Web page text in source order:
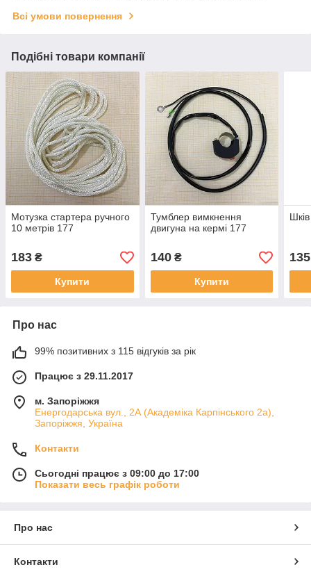
Всі умови повернення
Подібні товари компанії
Мотузка стартера ручного
10 метрів 177
183 ₴
Купити
Тумблер вимкнення
двигуна на кермі 177
140₴
Купити
135
Про нас
99% позитивних з 115 відгуків за рік
Працює з 29.11.2017
м. Запоріжжя
Енергодарська вул., 2А (Академіка Карпінського 2а),
Запоріжжя, Україна
Контакти
Сьогодні працює з 09:00 до 17:00
Показати весь графік роботи
Про нас
Контакти